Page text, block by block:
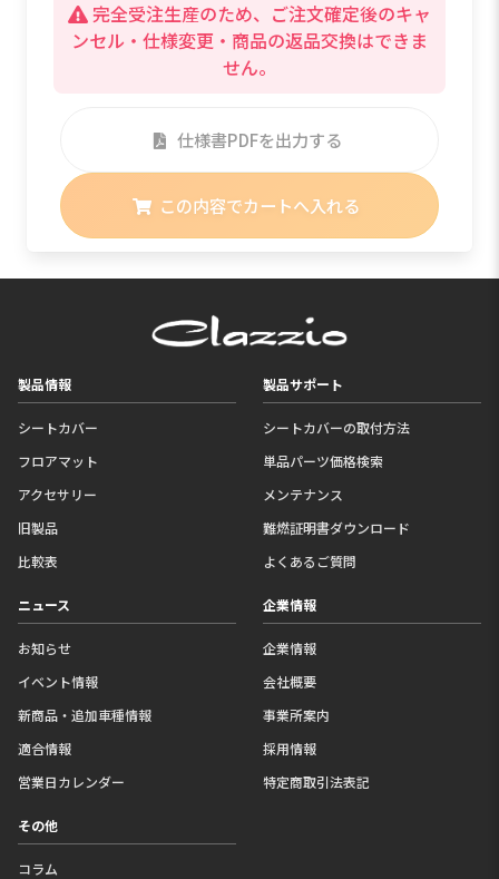
完全受注生産のため、ご注文確定後のキャ
ンセル・仕様変更・商品の返品交換はできま
せん。
仕様書PDFを出力する
この内容でカートへ入れる
製品情報
シートカバー
フロアマット
アクセサリー
旧製品
比較表
製品サポート
シートカバーの取付方法
単品パーツ価格検索
メンテナンス
難燃証明書ダウンロード
よくあるご質問
ニュース
お知らせ
イベント情報
新商品・追加車種情報
適合情報
営業日カレンダー
企業情報
企業情報
会社概要
事業所案内
採用情報
特定商取引法表記
その他
コラム